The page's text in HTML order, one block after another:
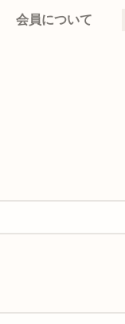
会員について